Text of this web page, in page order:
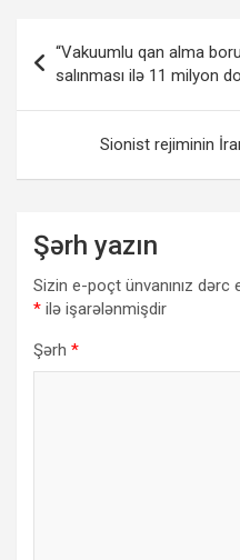
naviqasiyası
“Vakuumlu qan alma
salınması ilə 11 milyon
Sionist rejiminin
Şərh yazın
Sizin e-poçt ünvanınız dərc
* ilə işarələnmişdir
Şərh *